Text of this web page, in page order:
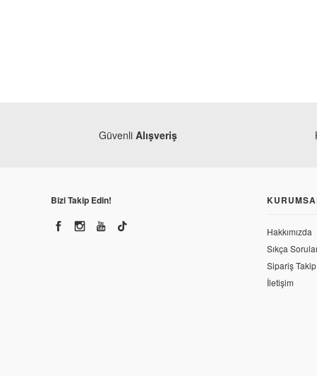
Güvenli Alışveriş
Bizi Takip Edin!
Hakkımızda
Sıkça
Sipariş Takip
İletişim